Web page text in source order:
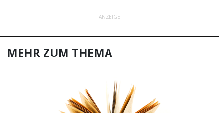
ANZEIGE
MEHR ZUM THEMA